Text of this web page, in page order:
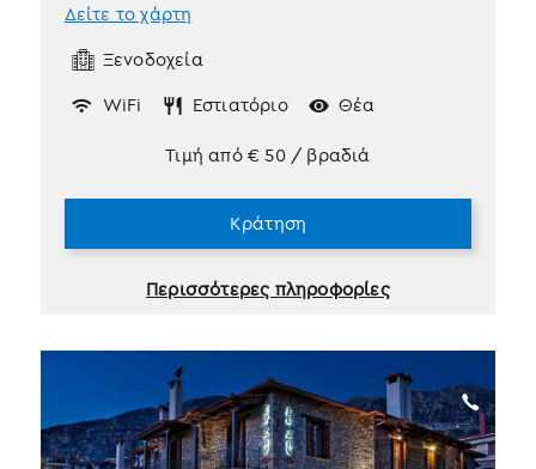
Δείτε το χάρτη
Ξενοδοχεία
WiFi
Εστιατόριο Θέα
Περισσότερες πληροφορίες
Τιμή από € 50 / βραδιά
Κράτηση